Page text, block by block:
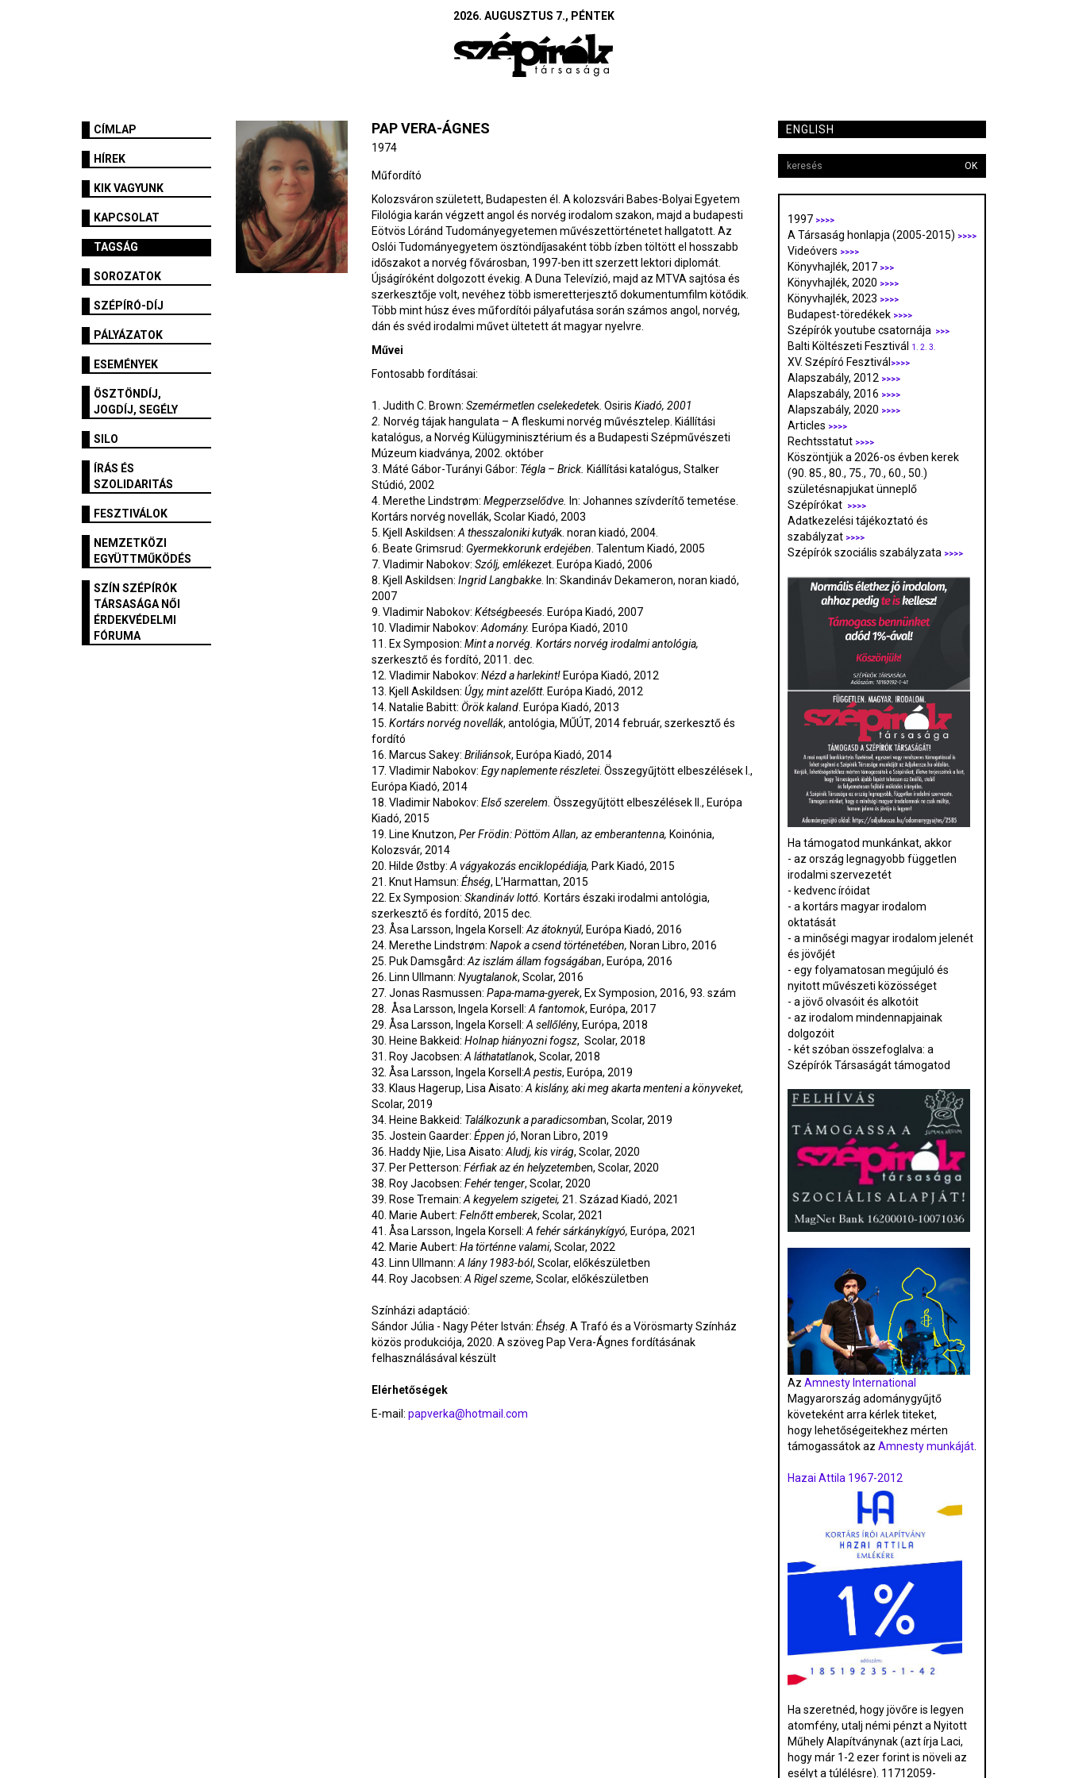
2026. AUGUSZTUS 7., PÉNTEK
CÍMLAP
HÍREK
KIK VAGYUNK
KAPCSOLAT
TAGSÁG
SOROZATOK
SZÉPÍRÓ-DÍJ
PÁLYÁZATOK
ESEMÉNYEK
ÖSZTÖNDÍJ,
JOGDÍJ, SEGÉLY
SILO
ÍRÁS ÉS
SZOLIDARITÁS
FESZTIVÁLOK
NEMZETKÖZI
EGYÜTTMŰKÖDÉS
SZÍN SZÉPÍRÓK
TÁRSASÁGA NŐI
ÉRDEKVÉDELMI
FÓRUMA
PAP VERA-ÁGNES
1974
Műfordító
Kolozsváron született, Budapesten él. A kolozsvári Babes-Bolyai Egyetem
Filológia karán végzett angol és norvég irodalom szakon, majd a budapesti
Eötvös Lóránd Tudományegyetemen művészettörténetet hallgatott. Az
Oslói Tudományegyetem ösztöndíjasaként több ízben töltött el hosszabb
időszakot a norvég fővárosban, 1997-ben itt szerzett lektori diplomát.
Újságíróként dolgozott évekig. A Duna Televízió, majd az MTVA sajtósa és
szerkesztője volt, nevéhez több ismeretterjesztő dokumentumfilm kötődik.
Több mint húsz éves műfordítói pályafutása során számos angol, norvég,
dán és svéd irodalmi művet ültetett át magyar nyelvre.
Művei
Fontosabb fordításai:
1. Judith C. Brown: Szemérmetlen cselekedetek. Osiris Kiadó, 2001
2. Norvég tájak hangulata – A fleskumi norvég művésztelep. Kiállítási
katalógus, a Norvég Külügyminisztérium és a Budapesti Szépművészeti
Múzeum kiadványa, 2002. október
3. Máté Gábor-Turányi Gábor: Tégla – Brick. Kiállítási katalógus, Stalker
Stúdió, 2002
4. Merethe Lindstrøm: Megperzselődve. In: Johannes szívderítő temetése.
Kortárs norvég novellák, Scolar Kiadó, 2003
5. Kjell Askildsen:A thesszaloniki kutyák. noran kiadó, 2004.
6. Beate Grimsrud: Gyermekkorunk erdejében. Talentum Kiadó, 2005
7. Vladimir Nabokov: Szólj, emlékezet. Európa Kiadó, 2006
8. Kjell Askildsen: Ingrid Langbakke. In: Skandináv Dekameron, noran kiadó,
2007
9. Vladimir Nabokov: Kétségbeesés. Európa Kiadó, 2007
10. Vladimir Nabokov:Adomány. Európa Kiadó, 2010
11. Ex Symposion: Mint a norvég. Kortárs norvég irodalmi antológia,
szerkesztő és fordító, 2011. dec.
12. Vladimir Nabokov: Nézd a harlekint!Európa Kiadó, 2012
13. Kjell Askildsen: Úgy, mint azelőtt. Európa Kiadó, 2012
14. Natalie Babitt: Örök kaland. Európa Kiadó, 2013
15. Kortárs norvég novellák, antológia, MŰÚT, 2014 február, szerkesztő és
fordító
16. Marcus Sakey: Briliánsok, Európa Kiadó, 2014
17. Vladimir Nabokov: Egy naplemente részletei. Összegyűjtött elbeszélések I.,
Európa Kiadó, 2014
18. Vladimir Nabokov: Első szerelem. Összegyűjtött elbeszélések II., Európa
Kiadó, 2015
19. Line Knutzon, Per Frödin: Pöttöm Allan, az emberantenna, Koinónia,
Kolozsvár, 2014
20. Hilde Østby:A vágyakozás enciklopédiája, Park Kiadó, 2015
21. Knut Hamsun: Éhség, L’Harmattan, 2015
22. Ex Symposion: Skandináv lottó. Kortárs északi irodalmi antológia,
szerkesztő és fordító, 2015 dec.
23. Åsa Larsson, Ingela Korsell:Az átoknyúl, Európa Kiadó, 2016
24. Merethe Lindstrøm: Napok a csend történetében, Noran Libro, 2016
25. Puk Damsgård:Az iszlám állam fogságában, Európa, 2016
26. Linn Ullmann: Nyugtalanok, Scolar, 2016
27. Jonas Rasmussen: Papa-mama-gyerek, Ex Symposion, 2016, 93. szám
28. Åsa Larsson, Ingela Korsell:A fantomok, Európa, 2017
29. Åsa Larsson, Ingela Korsell:A sellőlény, Európa, 2018
30. Heine Bakkeid: Holnap hiányozni fogsz, Scolar, 2018
31. Roy Jacobsen:A láthatatlanok, Scolar, 2018
32. Åsa Larsson, Ingela Korsell:A pestis, Európa, 2019
33. Klaus Hagerup, Lisa Aisato:A kislány, aki meg akarta menteni a könyveket,
Scolar, 2019
34. Heine Bakkeid: Találkozunk a paradicsomban, Scolar, 2019
35. Jostein Gaarder: Éppen jó, Noran Libro, 2019
36. Haddy Njie, Lisa Aisato:Aludj, kis virág, Scolar, 2020
37. Per Petterson: Férfiak az én helyzetemben, Scolar, 2020
38. Roy Jacobsen: Fehér tenger, Scolar, 2020
39. Rose Tremain:A kegyelem szigetei, 21. Század Kiadó, 2021
40. Marie Aubert: Felnőtt emberek, Scolar, 2021
41. Åsa Larsson, Ingela Korsell:A fehér sárkánykígyó, Európa, 2021
42. Marie Aubert: Ha történne valami, Scolar, 2022
43. Linn Ullmann:A lány 1983-ból, Scolar, előkészületben
44. Roy Jacobsen:A Rigel szeme, Scolar, előkészületben
Színházi adaptáció:
Sándor Júlia - Nagy Péter István: Éhség. A Trafó és a Vörösmarty Színház
közös produkciója, 2020. A szöveg Pap Vera-Ágnes fordításának
felhasználásával készült
Elérhetőségek
E-mail: papverka@hotmail.com
ENGLISH
OK
1997 >>>>
A Társaság honlapja (2005-2015) >>>>
Videóvers >>>>
Könyvhajlék, 2017 >>>
Könyvhajlék, 2020 >>>>
Könyvhajlék, 2023 >>>>
Budapest-töredékek >>>>
Szépírók youtube csatornája >>>
Balti Költészeti Fesztivál 1. 2. 3.
XV. Szépíró Fesztivál >>>>
Alapszabály, 2012 >>>>
Alapszabály, 2016 >>>>
Alapszabály, 2020 >>>>
Articles >>>>
Rechtsstatut >>>>
Köszöntjük a 2026-os évben kerek
(90. 85., 80., 75., 70., 60., 50.)
születésnapjukat ünneplő
Szépírókat
>>>>
Adatkezelési tájékoztató és
szabályzat >>>>
Szépírók szociális szabályzata >>>>
Ha támogatod munkánkat, akkor
- az ország legnagyobb független
irodalmi szervezetét
- kedvenc íróidat
- a kortárs magyar irodalom
oktatását
- a minőségi magyar irodalom jelenét
és jövőjét
- egy folyamatosan megújuló és
nyitott művészeti közösséget
- a jövő olvasóit és alkotóit
- az irodalom mindennapjainak
dolgozóit
- két szóban összefoglalva: a
Szépírók Társaságát támogatod
Az Amnesty International
Magyarország adománygyűjtő
követeként arra kérlek titeket,
hogy lehetőségeitekhez mérten
támogassátok az Amnesty munkáját.
Hazai Attila 1967-2012
Ha szeretnéd, hogy jövőre is legyen
atomfény, utalj némi pénzt a Nyitott
Műhely Alapítványnak (azt írja Laci,
hogy már 1-2 ezer forint is növeli az
esélyt a túlélésre). 11712059-